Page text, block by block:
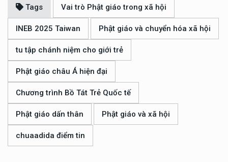
Tags Vai trò Phật giáo trong xã hội
INEB 2025 Taiwan Phật giáo và chuyển hóa xã hội
tu tập chánh niệm cho giới trẻ
Phật giáo châu Á hiện đại
Chương trình Bồ Tát Trẻ Quốc tế
Phật giáo dấn thân Phật giáo và xã hội
chuaadida điểm tin